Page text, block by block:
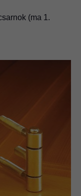
(ma 1.